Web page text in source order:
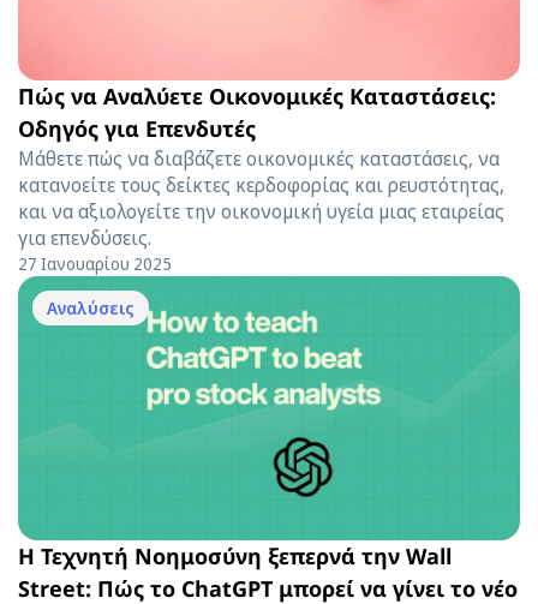
Πώς να Αναλύετε Οικονομικές Καταστάσεις:
Οδηγός για Επενδυτές
Μάθετε πώς να διαβάζετε οικονομικές καταστάσεις, να
κατανοείτε τους δείκτες κερδοφορίας και ρευστότητας,
και να αξιολογείτε την οικονομική υγεία μιας εταιρείας
για επενδύσεις.
27 Ιανουαρίου 2025
Αναλύσεις
Η Τεχνητή Νοημοσύνη ξεπερνά την Wall
Street: Πώς το ChatGPT μπορεί να γίνει το νέο